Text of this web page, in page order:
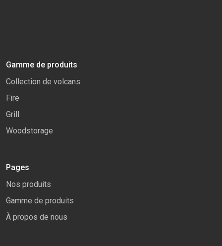
Gamme de produits
Collection de volcans
Fire
Grill
Woodstorage
Pages
Nos produits
Gamme de produits
À propos de nous